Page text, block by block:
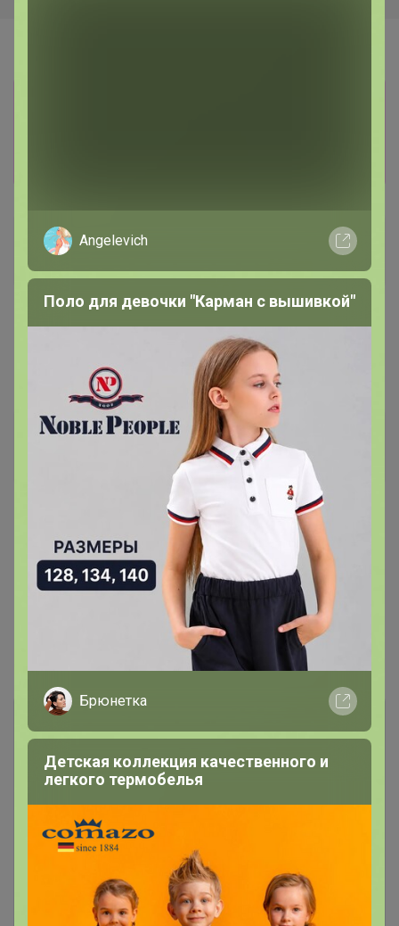
Калинka
15 мая, 2019 12:58
на какой стадии закупка?
Эмилия!
Золотой организатор
Калинka, ждем счет. Очередь
Показаны записи 1-4
Чтобы ответить или задать вопрос
необходимо авторизоваться на сайте
Это займет меньше минуты
Angelevich
Поло для девочки "Карман с вышивкой"
Брюнетка
Детская коллекция качественного и
легкого термобелья